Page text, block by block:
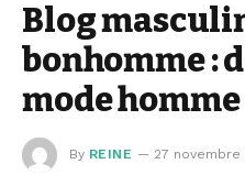
Blog
bonhomme :
mode homme
By REINE 27 novembre